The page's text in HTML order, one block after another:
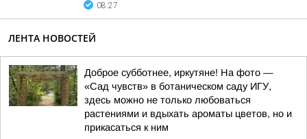
08:27
ЛЕНТА НОВОСТЕЙ
Доброе субботнее, иркутяне! На фото —
«Сад чувств» в ботаническом саду ИГУ,
здесь можно не только любоваться
растениями и вдыхать ароматы цветов, но и
прикасаться к ним